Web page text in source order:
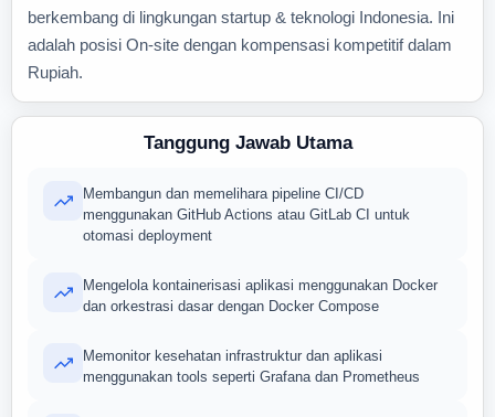
berkembang di lingkungan startup & teknologi Indonesia. Ini
adalah posisi On-site dengan kompensasi kompetitif dalam
Rupiah.
Tanggung Jawab Utama
Membangun dan memelihara pipeline CI/CD
menggunakan GitHub Actions atau GitLab CI untuk
otomasi deployment
Mengelola kontainerisasi aplikasi menggunakan Docker
dan orkestrasi dasar dengan Docker Compose
Memonitor kesehatan infrastruktur dan aplikasi
menggunakan tools seperti Grafana dan Prometheus